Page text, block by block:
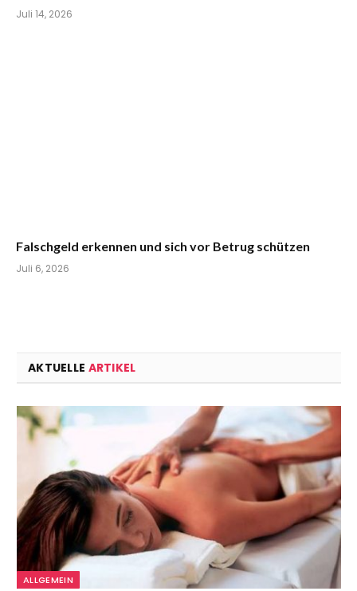
Juli 14, 2026
Falschgeld erkennen und sich vor Betrug schützen
Juli 6, 2026
AKTUELLE ARTIKEL
ALLGEMEIN